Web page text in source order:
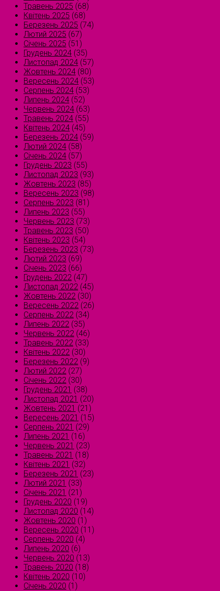
Травень 2025 (68)
Квітень 2025 (68)
Березень 2025 (74)
Лютий 2025 (67)
Січень 2025 (51)
Грудень 2024 (35)
Листопад 2024 (57)
Жовтень 2024 (80)
Вересень 2024 (53)
Серпень 2024 (53)
Липень 2024 (52)
Червень 2024 (63)
Травень 2024 (55)
Квітень 2024 (45)
Березень 2024 (59)
Лютий 2024 (58)
Січень 2024 (57)
Грудень 2023 (55)
Листопад 2023 (93)
Жовтень 2023 (85)
Вересень 2023 (98)
Серпень 2023 (81)
Липень 2023 (55)
Червень 2023 (73)
Травень 2023 (50)
Квітень 2023 (54)
Березень 2023 (73)
Лютий 2023 (69)
Січень 2023 (66)
Грудень 2022 (47)
Листопад 2022 (45)
Жовтень 2022 (30)
Вересень 2022 (26)
Серпень 2022 (34)
Липень 2022 (35)
Червень 2022 (46)
Травень 2022 (33)
Квітень 2022 (30)
Березень 2022 (9)
Лютий 2022 (27)
Січень 2022 (30)
Грудень 2021 (38)
Листопад 2021 (20)
Жовтень 2021 (21)
Вересень 2021 (15)
Серпень 2021 (29)
Липень 2021 (16)
Червень 2021 (23)
Травень 2021 (18)
Квітень 2021 (32)
Березень 2021 (23)
Лютий 2021 (33)
Січень 2021 (21)
Грудень 2020 (19)
Листопад 2020 (14)
Жовтень 2020 (1)
Вересень 2020 (11)
Серпень 2020 (4)
Липень 2020 (6)
Червень 2020 (13)
Травень 2020 (18)
Квітень 2020 (10)
Січень 2020 (1)